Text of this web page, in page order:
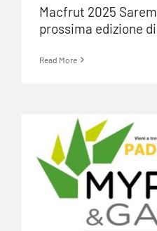
Macfrut 2025
prossima edizione di
Read More